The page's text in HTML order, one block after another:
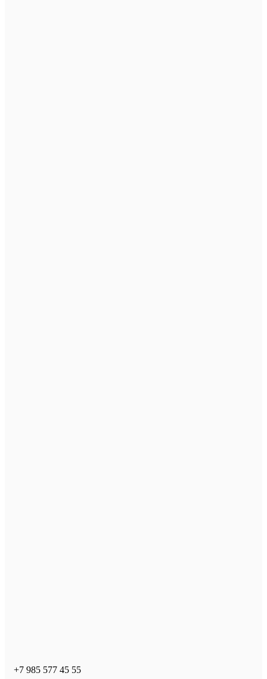
+7 985 577 45 55